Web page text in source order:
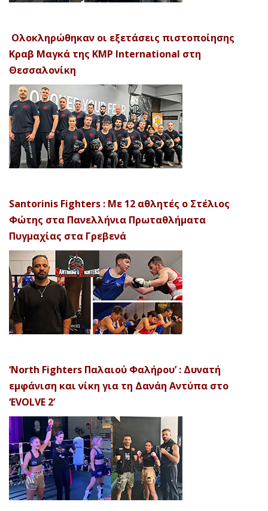
Ολοκληρώθηκαν οι εξετάσεις πιστοποίησης
Κραβ Μαγκά της KMP International στη
Θεσσαλονίκη
Santorinis Fighters : Με 12 αθλητές ο Στέλιος
Φώτης στα Πανελλήνια Πρωταθλήματα
Πυγμαχίας στα Γρεβενά
‘North Fighters Παλαιού Φαλήρου’ : Δυνατή
εμφάνιση και νίκη για τη Δανάη Αντύπα στο
‘EVOLVE 2’